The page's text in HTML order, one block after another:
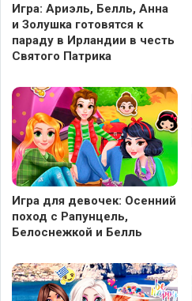
Игра: Ариэль, Белль, Анна
и Золушка готовятся к
параду в Ирландии в честь
Святого Патрика
Игра для девочек: Осенний
поход с Рапунцель,
Белоснежкой и Белль